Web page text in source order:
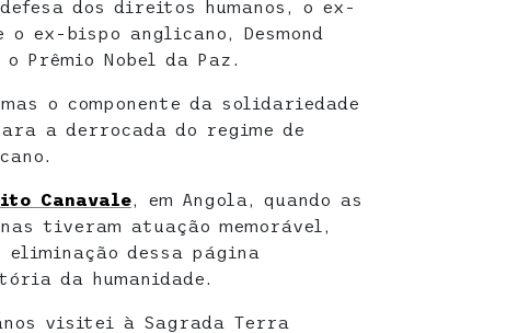
dos direitos humanos, o ex-
ex-bispo anglicano, Desmond
Prêmio Nobel da Paz.
o componente da solidariedade
a derrocada do regime de
Canavale, em Angola, quando as
tiveram atuação memorável,
dessa página
da humanidade.
visitei à Sagrada Terra